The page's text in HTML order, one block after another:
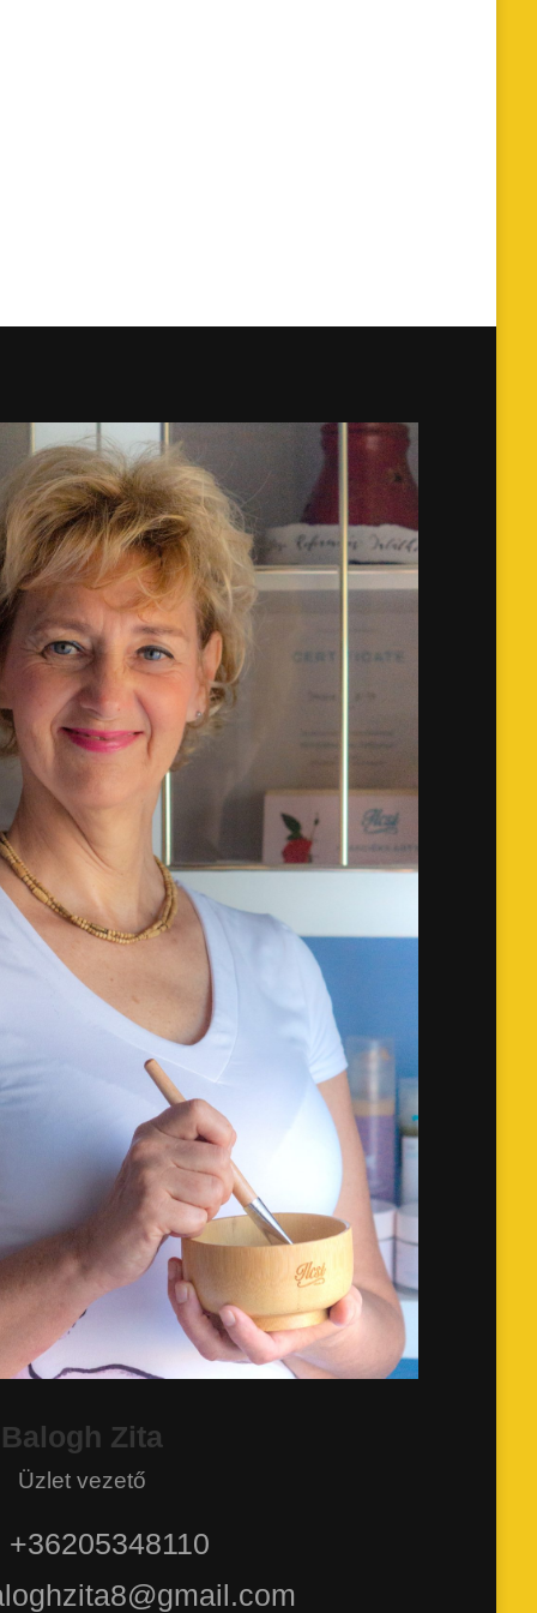
Balogh Zita
Üzlet vezető
+36205348110